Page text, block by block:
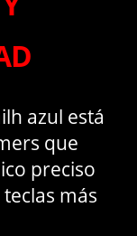
azul está
que
preciso
más